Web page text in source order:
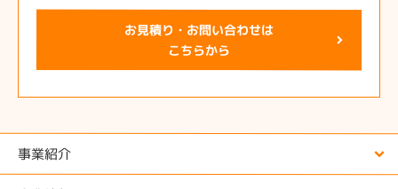
お見積り・お問い合わせは
こちらから
事業紹介